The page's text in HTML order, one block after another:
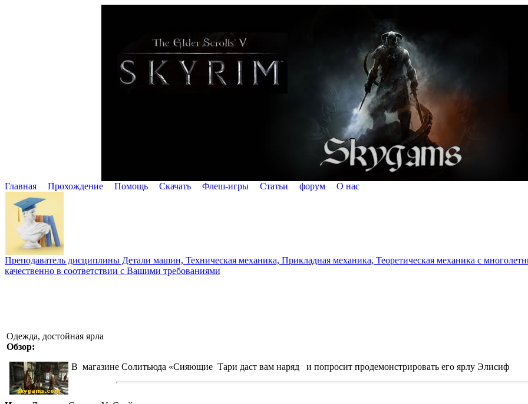
Главная Прохождение Помощь Cкачать Флеш-игры Статьи форум О нас
Преподаватель дисциплины Детали машин, Техническая механика, Прикладная механика, Теоретическая механика с
качественно в соответствии с Вашими требованиями
Одежда, достойная ярла
Обзор:
В магазине Солитьюда «Сияющие Тари даст вам наряд и попросит продемонстрировать его ярлу Элисиф